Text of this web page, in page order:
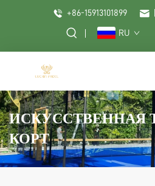
+86-15913101899
RU
ИСКУССТВЕННАЯ
КОРТ